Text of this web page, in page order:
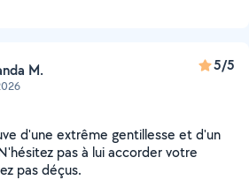
M. 5/5
d'une extrême gentillesse et d'un
pas à lui accorder votre
pas déçus.